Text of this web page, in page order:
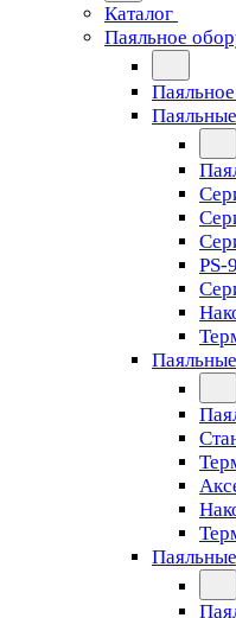
Каталог
Паяльное
PS-